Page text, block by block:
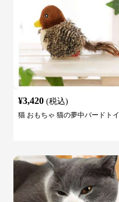
¥3,420 (税込)
猫 おもちゃ 猫の夢中バードトイ